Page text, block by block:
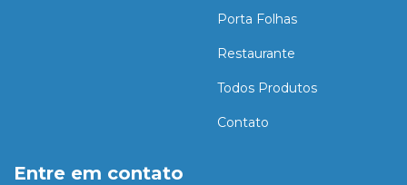
Porta Folhas
Restaurante
Todos Produtos
Contato
Entre em contato